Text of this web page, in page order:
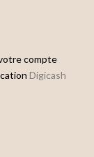
compte
Digicash